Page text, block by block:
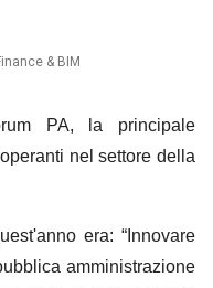
& BIM
PA, la principale
nel settore della
era: “Innovare
amministrazione